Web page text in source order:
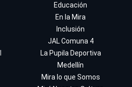
Educación
En la Mira
Inclusión
JAL Comuna 4
La Pupila Deportiva
Medellín
Mira lo que Somos